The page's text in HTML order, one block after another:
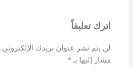
اترك تعليقاً
لن يتم نشر عنوان بريدك الإلكتروني.
مشار إليها بـ*